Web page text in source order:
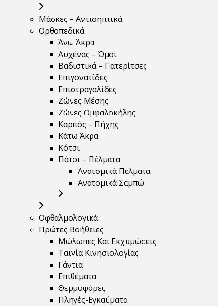
Μάσκες – Αντισηπτικά
Ορθοπεδικά
Άνω Άκρα
Αυχένας – Ώμοι
Βαδιστικά – Πατερίτσες
Επιγονατίδες
Επιστραγαλίδες
Ζώνες Μέσης
Ζώνες Ομφαλοκήλης
Καρπός – Πήχης
Κάτω Άκρα
Κότσι
Πάτοι – Πέλματα
Ανατομικά Πέλματα
Ανατομικά Σαμπώ
Οφθαλμολογικά
Πρώτες Βοήθειες
Μώλωπες Και Εκχυμώσεις
Ταινία Κινησιολογίας
Γάντια
Επιθέματα
Θερμοφόρες
Πληγές-Εγκαύματα